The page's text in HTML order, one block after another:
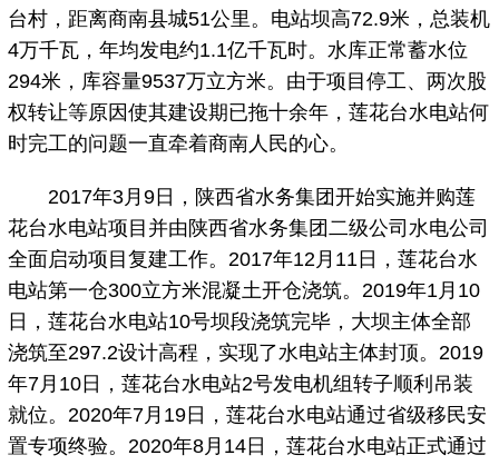
台村，距离商南县城51公里。电站坝高72.9米，总装机
4万千瓦，年均发电约1.1亿千瓦时。水库正常蓄水位
294米，库容量9537万立方米。由于项目停工、两次股
权转让等原因使其建设期已拖十余年，莲花台水电站何
时完工的问题一直牵着商南人民的心。
2017年3月9日，陕西省水务集团开始实施并购莲
花台水电站项目并由陕西省水务集团二级公司水电公司
全面启动项目复建工作。2017年12月11日，莲花台水
电站第一仓300立方米混凝土开仓浇筑。2019年1月10
日，莲花台水电站10号坝段浇筑完毕，大坝主体全部
浇筑至297.2设计高程，实现了水电站主体封顶。2019
年7月10日，莲花台水电站2号发电机组转子顺利吊装
就位。2020年7月19日，莲花台水电站通过省级移民安
置专项终验。2020年8月14日，莲花台水电站正式通过